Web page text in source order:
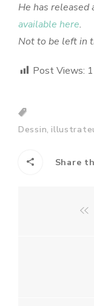
He has released
available here.
Not to be left in
Post Views:
Dessin,
Share